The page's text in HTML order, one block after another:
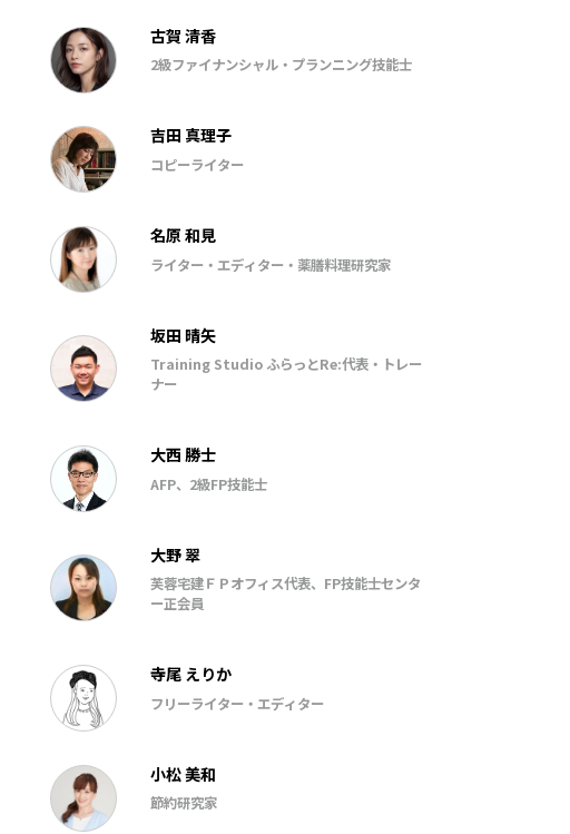
古賀 清香
2級ファイナンシャル・プランニング技能士
吉田 真理子
コピーライター
名原 和見
ライター・エディター・薬膳料理研究家
坂田 晴矢
Training Studio ふらっとRe:代表・トレー
ナー
大西 勝士
AFP、2級FP技能士
大野 翠
芙蓉宅建ＦＰオフィス代表、FP技能士センタ
ー正会員
寺尾 えりか
フリーライター・エディター
小松 美和
節約研究家